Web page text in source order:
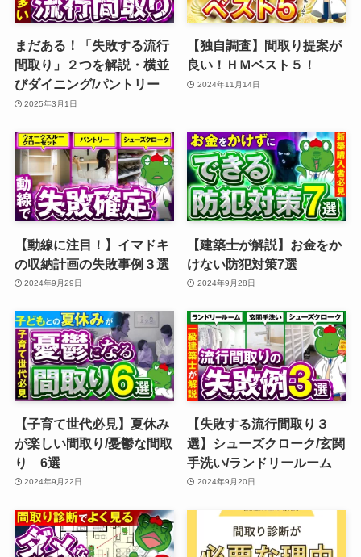
まだある！「失敗する流行
間取り」２つを解説・横並
びダイニング/パントリー
2025年3月1日
【独自調査】間取り提案が
良い！ＨＭベスト５！
2024年11月14日
【動線に注目！】イマドキ
の収納計画の失敗事例３選
2024年9月29日
【建築士が解説】お金をか
けない防犯対策7選
2024年9月28日
【子育て世代必見】夏休み
が楽しい間取り/憂鬱な間取
り 6選
2024年9月22日
【失敗する流行間取り３
選】シューズクローク/玄関
手洗い/ランドリールーム
2024年9月20日